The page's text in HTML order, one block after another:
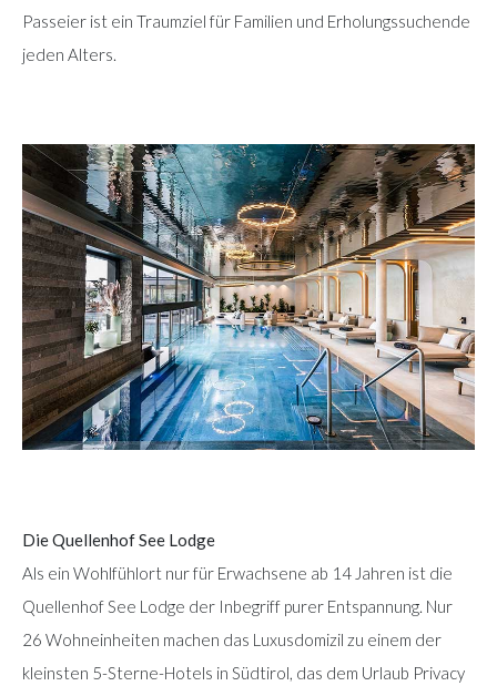
Passeier ist ein Traumziel für Familien und Erholungssuchende
jeden Alters.
Die Quellenhof See Lodge
Als ein Wohlfühlort nur für Erwachsene ab 14 Jahren ist die
Quellenhof See Lodge der Inbegriff purer Entspannung. Nur
26 Wohneinheiten machen das Luxusdomizil zu einem der
kleinsten 5-Sterne-Hotels in Südtirol, das dem Urlaub Privacy